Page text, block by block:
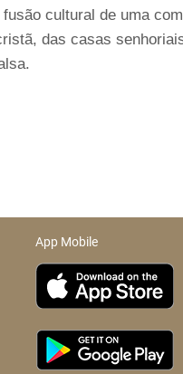
cultural de uma
das casas
App Mobile